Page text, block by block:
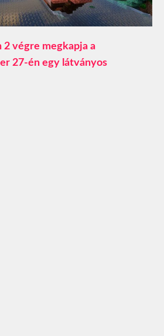
végre megkapja a
27-én egy látványos